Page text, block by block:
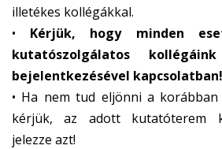
i
l
s
e
m
i
illetékes kollégákkal.
• Kérjük, hogy minden
kutatószolgálatos
bejelentkezésével kapcsolatban!
• Ha nem tud eljönni a
kérjük, az adott kutatóterem
jelezze azt!